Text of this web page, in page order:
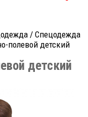
/ Спецодежда
полевой детский
детский